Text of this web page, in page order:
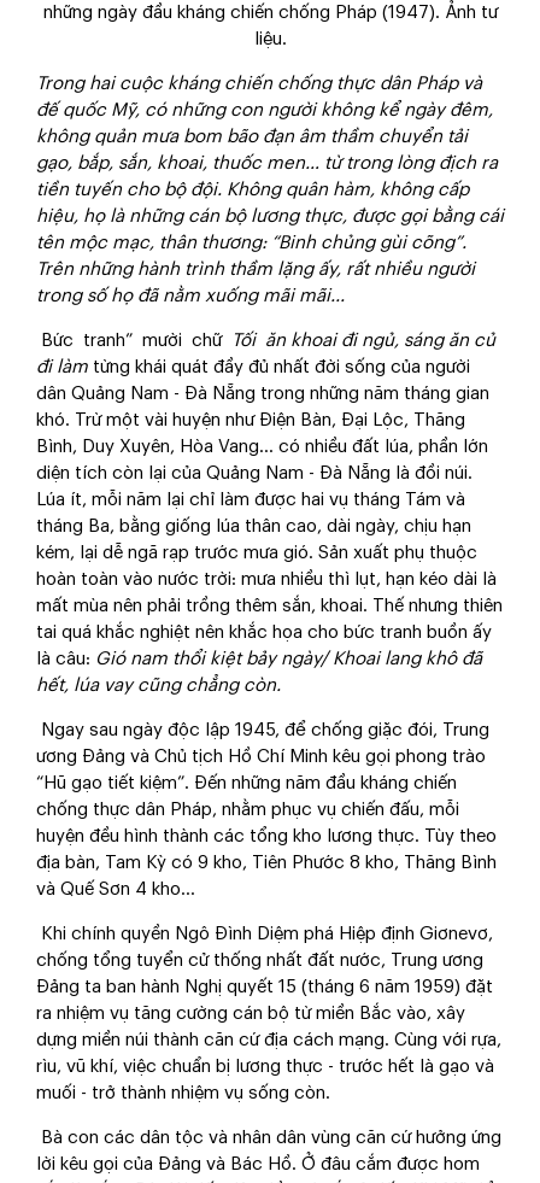
những ngày đầu kháng chiến chống Pháp (1947). Ảnh tư
liệu.
Trong hai cuộc kháng chiến chống thực dân Pháp và
đế quốc Mỹ, có những con người không kể ngày đêm,
không quản mưa bom bão đạn âm thầm chuyển tải
gạo, bắp, sắn, khoai, thuốc men… từ trong lòng địch ra
tiền tuyến cho bộ đội. Không quân hàm, không cấp
hiệu, họ là những cán bộ lương thực, được gọi bằng cái
tên mộc mạc, thân thương: “Binh chủng gùi cõng”.
Trên những hành trình thầm lặng ấy, rất nhiều người
trong số họ đã nằm xuống mãi mãi...
Bức tranh” mười chữ
Tối ăn khoai đi ngủ, sáng ăn củ
đi làm từng khái quát đầy đủ nhất đời sống của người
dân Quảng Nam - Đà Nẵng trong những năm tháng gian
khó. Trừ một vài huyện như Điện Bàn, Đại Lộc, Thăng
Bình, Duy Xuyên, Hòa Vang… có nhiều đất lúa, phần lớn
diện tích còn lại của Quảng Nam - Đà Nẵng là đồi núi.
Lúa ít, mỗi năm lại chỉ làm được hai vụ tháng Tám và
tháng Ba, bằng giống lúa thân cao, dài ngày, chịu hạn
kém, lại dễ ngã rạp trước mưa gió. Sản xuất phụ thuộc
hoàn toàn vào nước trời: mưa nhiều thì lụt, hạn kéo dài là
mất mùa nên phải trồng thêm sắn, khoai. Thế nhưng thiên
tai quá khắc nghiệt nên khắc họa cho bức tranh buồn ấy
là câu: Gió nam thổi kiệt bảy ngày/ Khoai lang khô đã
hết, lúa vay cũng chẳng còn.
Ngay sau ngày độc lập 1945, để chống giặc đói, Trung
ương Đảng và Chủ tịch Hồ Chí Minh kêu gọi phong trào
“Hũ gạo tiết kiệm”. Đến những năm đầu kháng chiến
chống thực dân Pháp, nhằm phục vụ chiến đấu, mỗi
huyện đều hình thành các tổng kho lương thực. Tùy theo
địa bàn, Tam Kỳ có 9 kho, Tiên Phước 8 kho, Thăng Bình
và Quế Sơn 4 kho…
Khi chính quyền Ngô Đình Diệm phá Hiệp định Giơnevơ,
chống tổng tuyển cử thống nhất đất nước, Trung ương
Đảng ta ban hành Nghị quyết 15 (tháng 6 năm 1959) đặt
ra nhiệm vụ tăng cường cán bộ từ miền Bắc vào, xây
dựng miền núi thành căn cứ địa cách mạng. Cùng với rựa,
rìu, vũ khí, việc chuẩn bị lương thực - trước hết là gạo và
muối - trở thành nhiệm vụ sống còn.
Bà con các dân tộc và nhân dân vùng căn cứ hưởng ứng
lời kêu gọi của Đảng và Bác Hồ. Ở đâu cắm được hom